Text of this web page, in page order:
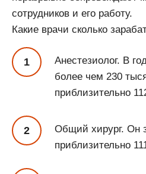
сотрудников и его работу.
Какие врачи сколько
Анестезиолог. В
более чем 230
приблизительно
Общий хирург. Он
приблизительно